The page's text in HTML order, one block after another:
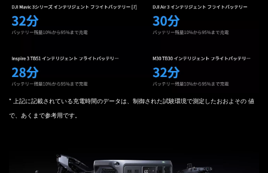
‌* 上記に記載されている充電時間のデータは、制御された試験環境で測定したおおよその 値
で、あくまで参考用です。